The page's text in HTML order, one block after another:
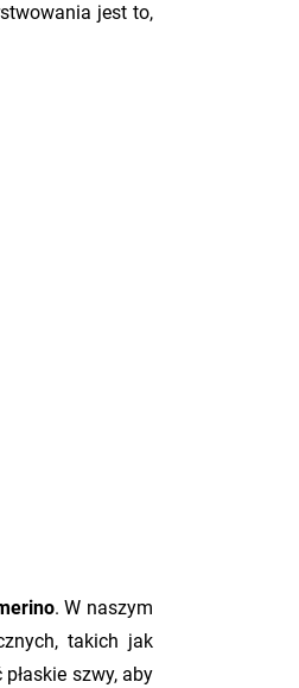
jest to,
. W naszym
takich jak
szwy, aby